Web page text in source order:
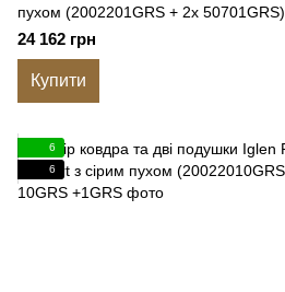
пухом (2002201GRS + 2х 50701GRS)
24 162 грн
Купити
6
6